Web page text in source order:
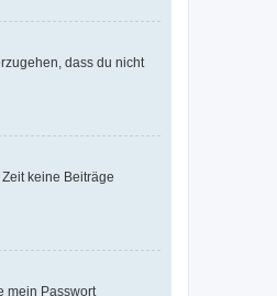
dass du nicht
keine Beiträge
mein Passwort